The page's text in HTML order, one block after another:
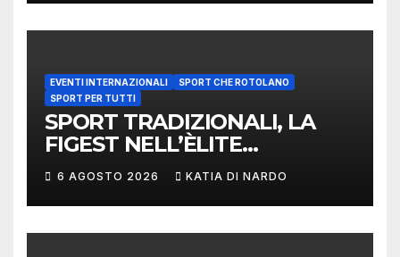
EVENTI INTERNAZIONALI
SPORT CHE ROTOLANO
SPORT PER TUTTI
SPORT TRADIZIONALI, LA
FIGEST NELL’ÈLITE
MONDIALE: LA
DELEGAZIONE ITALIANA
PROTAGONISTA AL
CONVEGNO TAFISA A
6 AGOSTO 2026 KATIA DI NARDO